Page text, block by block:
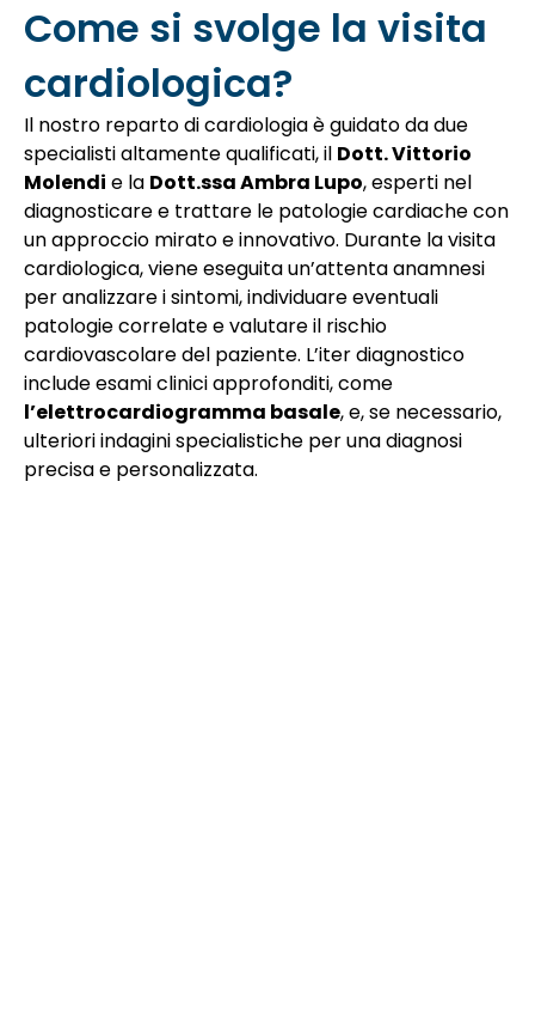
Come si svolge la visita
cardiologica?
Il nostro reparto di cardiologia è guidato da due
specialisti altamente qualificati, il Dott. Vittorio
Molendi e la Dott.ssa Ambra Lupo, esperti nel
diagnosticare e trattare le patologie cardiache con
un approccio mirato e innovativo. Durante la visita
cardiologica, viene eseguita un’attenta anamnesi
per analizzare i sintomi, individuare eventuali
patologie correlate e valutare il rischio
cardiovascolare del paziente. L’iter diagnostico
include esami clinici approfonditi, come
l’elettrocardiogramma basale, e, se necessario,
ulteriori indagini specialistiche per una diagnosi
precisa e personalizzata.